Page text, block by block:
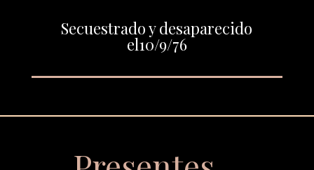
Secuestrado y desaparecido
el10/9/76